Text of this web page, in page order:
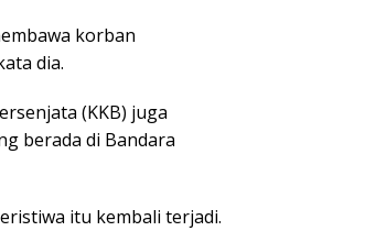
korban
dia.
(KKB) juga
berada di Bandara
itu kembali terjadi.